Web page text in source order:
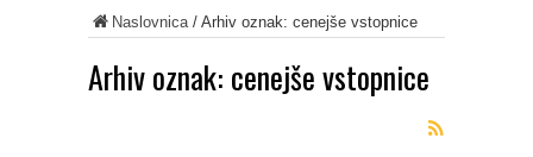
Naslovnica/ Arhiv oznak: cenejše vstopnice
Arhiv oznak: cenejše vstopnice